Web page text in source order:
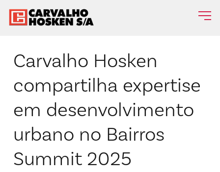
Carvalho Hosken
compartilha expertise
em desenvolvimento
urbano no Bairros
Summit 2025